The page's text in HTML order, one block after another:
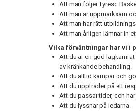
Att man följer Tyresö
Att man är uppmärksam
Att man har rätt
Att man årligen lämnar in
Vilka förväntningar har vi i
Att du är en god
av kränkande behandling.
Att du alltid kämpar och
Att du uppträder på ett
Att du passar tider, och
Att du lyssnar på ledarna.